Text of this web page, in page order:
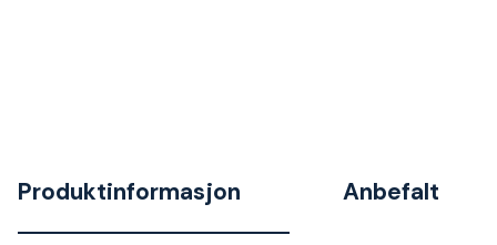
Produktinformasjon Anbefalt